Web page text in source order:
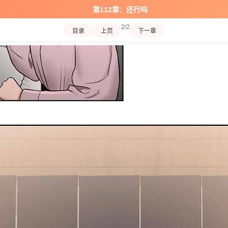
第112章：还行吗
目录 上页
2/2
下一章